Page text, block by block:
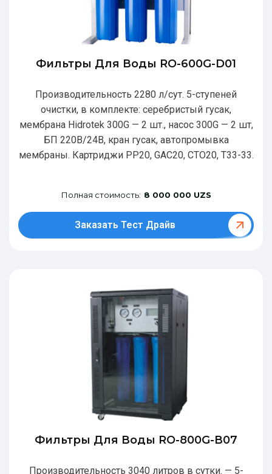
Фильтры Для Воды RO-600G-D01
Производительность 2280 л/сут. 5-ступеней
очистки, в комплекте: серебристый гусак,
мембрана Hidrotek 300G — 2 шт., насос 300G — 2 шт,
БП 220В/24В, кран гусак, автопромывка
мембраны. Картриджи РР20, GAC20, CTO20, T33-33.
Полная стоимость: 8 000 000 UZS
Заказать Тест Драйв
Фильтры Для Воды RO-800G-В07
Производительность 3040 литров в сутки. — 5-